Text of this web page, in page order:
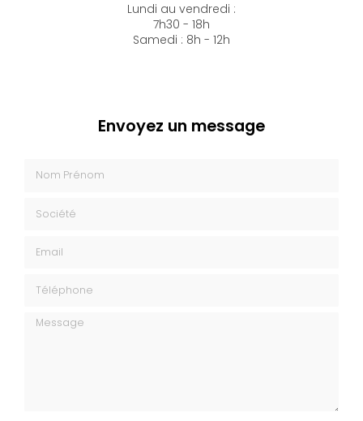
Lundi au vendredi :
7h30 - 18h
Samedi : 8h - 12h
Envoyez un message
Message